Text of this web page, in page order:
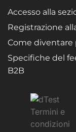
Accesso alla
Registrazione
Come diventare
Specifiche del
B2B